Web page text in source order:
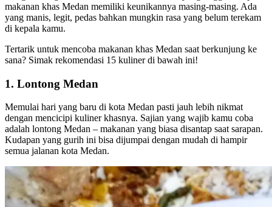
makanan khas Medan memiliki keunikannya masing-masing. Ada
yang manis, legit, pedas bahkan mungkin rasa yang belum terekam
di kepala kamu.
Tertarik untuk mencoba makanan khas Medan saat berkunjung ke
sana? Simak rekomendasi 15 kuliner di bawah ini!
1. Lontong Medan
Memulai hari yang baru di kota Medan pasti jauh lebih nikmat
dengan mencicipi kuliner khasnya. Sajian yang wajib kamu coba
adalah lontong Medan – makanan yang biasa disantap saat sarapan.
Kudapan yang gurih ini bisa dijumpai dengan mudah di hampir
semua jalanan kota Medan.